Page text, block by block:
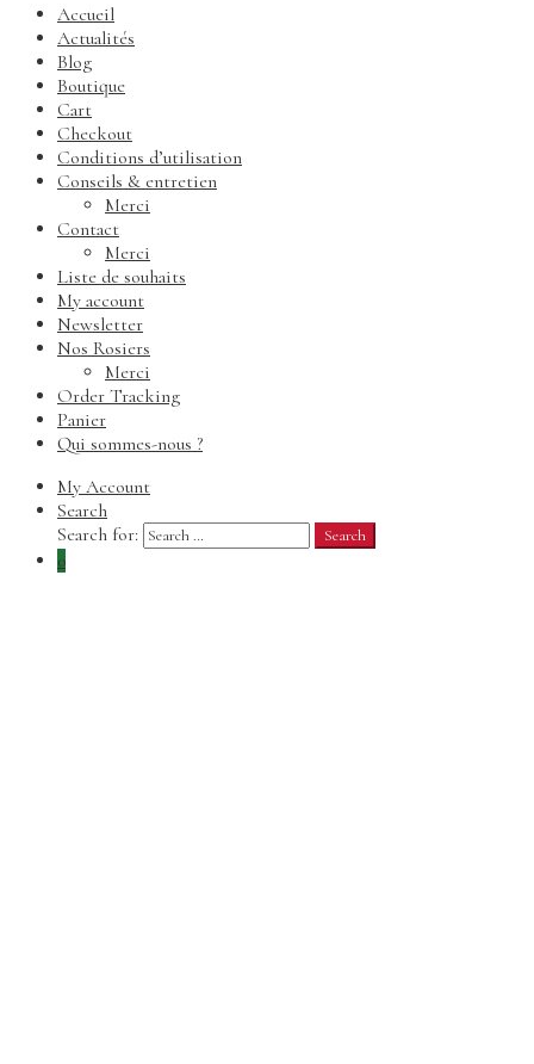
Accueil
Actualités
Blog
Boutique
Cart
Checkout
Conditions d’utilisation
Conseils & entretien
Merci
Contact
Merci
Liste de souhaits
My account
Newsletter
Nos Rosiers
Merci
Order Tracking
Panier
Qui sommes-nous ?
My Account
Search
Search for:
Search
0